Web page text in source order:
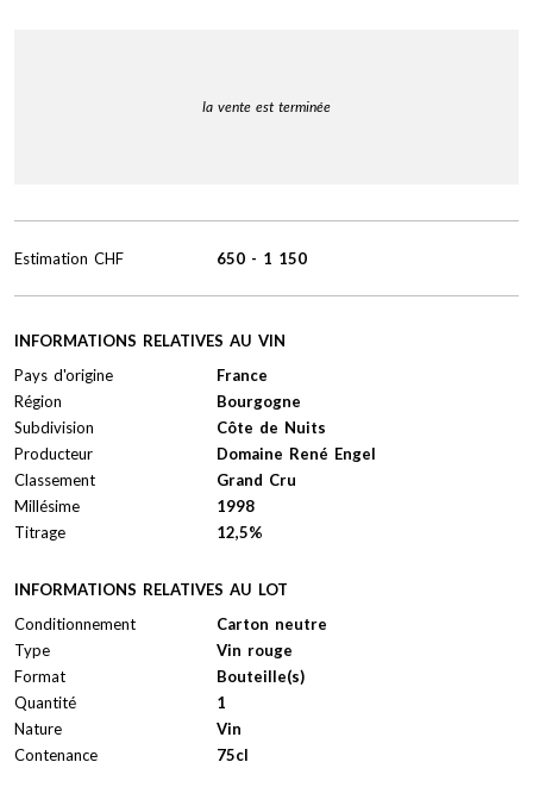
la vente est terminée
INFORMATIONS RELATIVES AU VIN
Pays d'origine
France
Région
Bourgogne
Subdivision
Côte de Nuits
Producteur
Domaine René Engel
Classement
Grand Cru
Millésime
1998
Titrage
12,5%
INFORMATIONS RELATIVES AU LOT
Conditionnement
Carton neutre
Type
Vin rouge
Format
Bouteille(s)
Quantité
1
Nature
Vin
Contenance
75cl
Estimation CHF 650 - 1 150